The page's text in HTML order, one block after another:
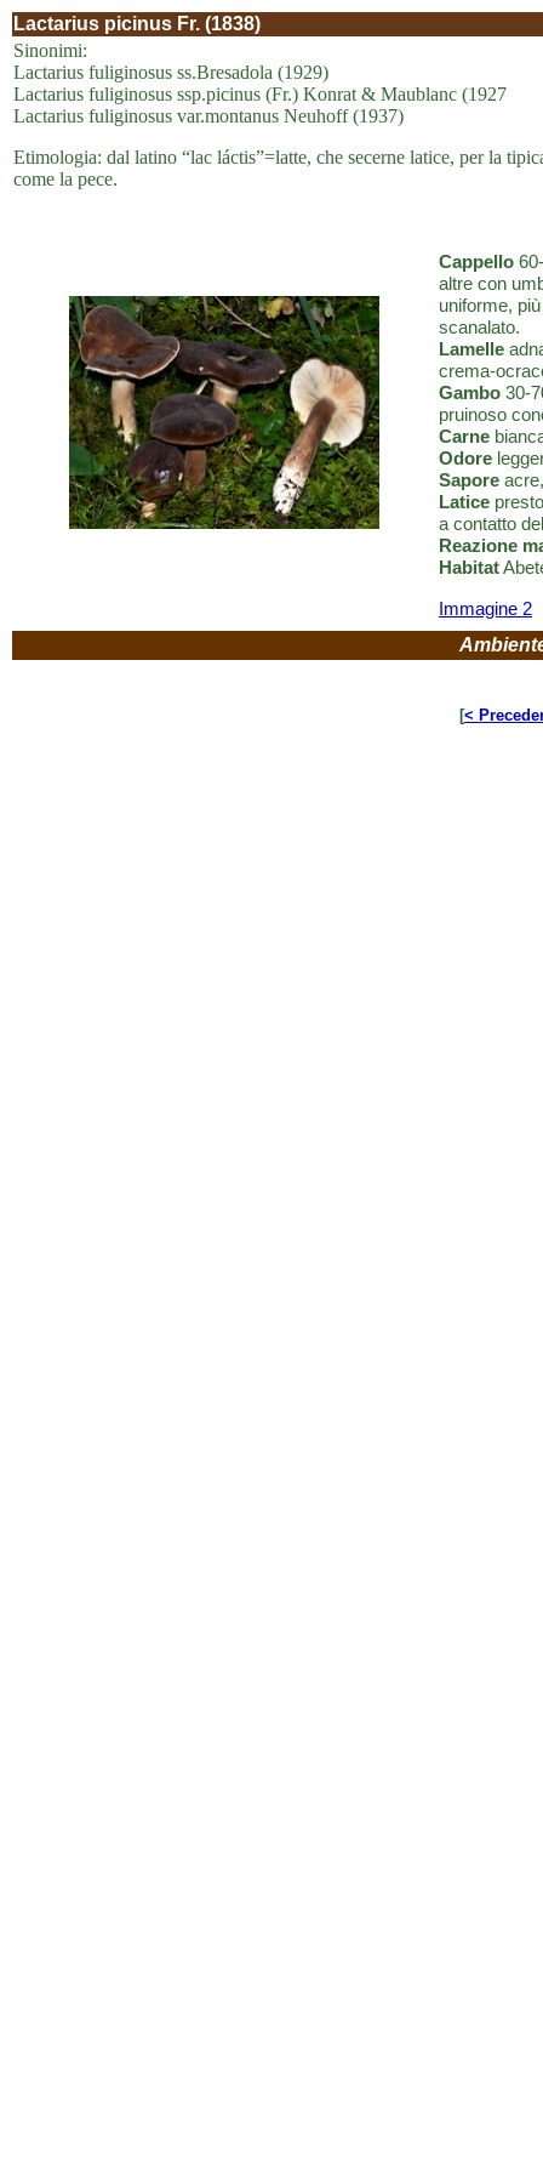
Lactarius picinus Fr. (1838)
Sinonimi:
Lactarius fuliginosus ss.Bresadola (1929)
Lactarius fuliginosus ssp.picinus (Fr.) Konrat & Maublanc (1927
Lactarius fuliginosus var.montanus Neuhoff (1937)
Etimologia: dal latino “lac láctis”=latte, che secerne latice, per la
come la pece.
Cappello
altre con
uniforme,
scanalato.
Lamelle
crema-
Gambo 30-
pruinoso
Carne
Odore
Sapore
Latice
a contatto
Reazione
Habitat
Immagine 2
[<